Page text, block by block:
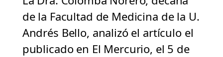
de la Facultad de Medicina de la U.
Andrés Bello, analizó el artículo el
publicado en El Mercurio, el 5 de